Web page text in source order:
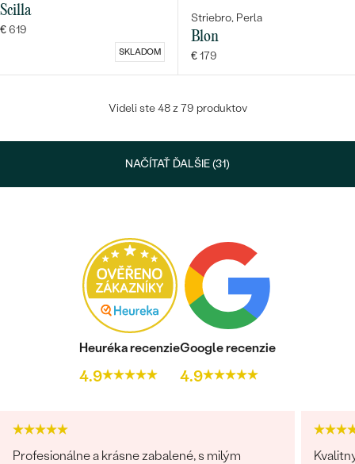
Scilla
€ 619
SKLADOM
Striebro, Perla
Blon
€ 179
Videli ste 48 z 79 produktov
NAČÍTAŤ ĎALŠIE (31)
Heuréka recenzie
4.9
Google recenzie
4.9
Profesionálne a krásne zabalené, s milým